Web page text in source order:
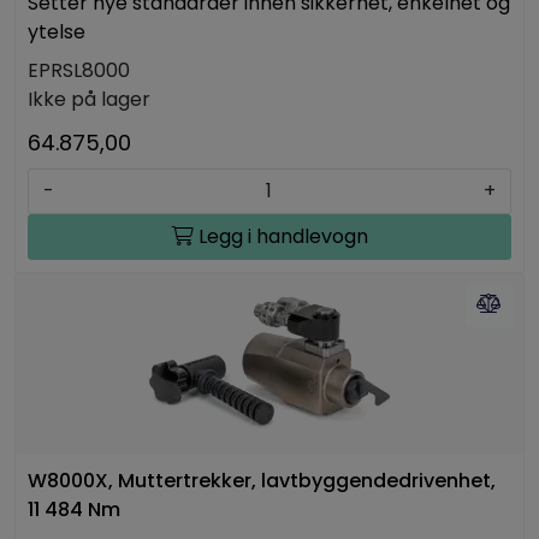
ytelse
EPRSL8000
Ikke på lager
64.875,00
-
+
Legg i handlevogn
W8000X, Muttertrekker, lavtbyggendedrivenhet,
11 484 Nm